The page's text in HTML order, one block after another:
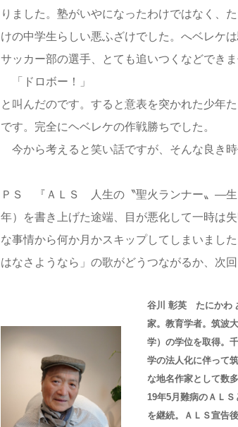
りました。塾がいやになったわけではなく、
けの中学生らしい悪ふざけでした。へベレケ
サッカー部の選手、とても追いつくなどでき
「ドロボー！」
と叫んだのです。すると意表を突かれた少年
です。完全にヘベレケの作戦勝ちでした。
今から考えると笑い話ですが、そんな良き時
ＰＳ 『ＡＬＳ 人生の〝聖火ランナー〟―
年）を書き上げた途端、目が悪化して一時は
な事情から何か月かスキップしてしまいまし
はなさようなら」の歌がどうつながるか、次回
谷川 彰英 たにかわ
家。教育学者。筑波
学）の学位を取得。
学の法人化に伴って
な地名作家として数
19年5月難病のＡＬ
を継続。ＡＬＳ宣告